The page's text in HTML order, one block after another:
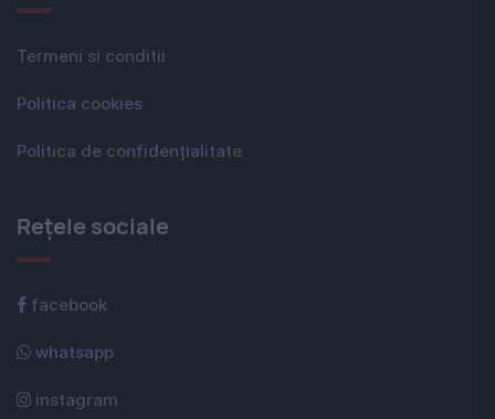
Termeni si conditii
Politica cookies
Politica de confidențialitate
Rețele sociale
facebook
whatsapp
instagram